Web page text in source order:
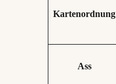
Kartenordnung
Ass